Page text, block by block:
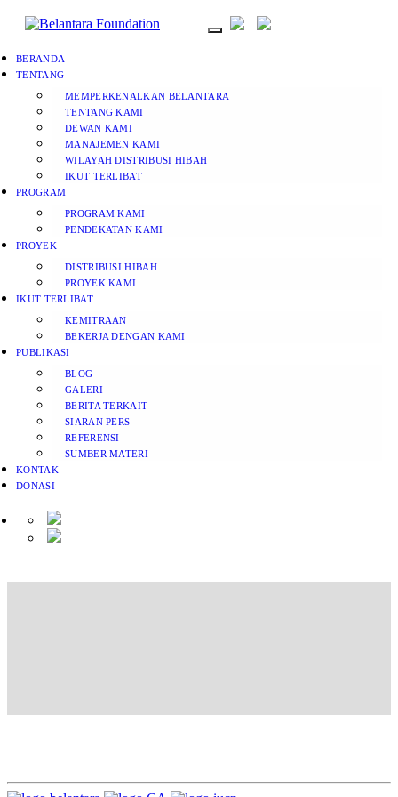
BERANDA
TENTANG
MEMPERKENALKAN BELANTARA
TENTANG KAMI
DEWAN KAMI
MANAJEMEN KAMI
WILAYAH DISTRIBUSI HIBAH
IKUT TERLIBAT
PROGRAM
PROGRAM KAMI
PENDEKATAN KAMI
PROYEK
DISTRIBUSI HIBAH
PROYEK KAMI
IKUT TERLIBAT
KEMITRAAN
BEKERJA DENGAN KAMI
PUBLIKASI
BLOG
GALERI
BERITA TERKAIT
SIARAN PERS
REFERENSI
SUMBER MATERI
KONTAK
DONASI